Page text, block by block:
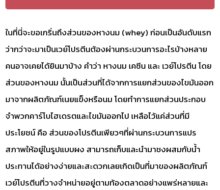
ในที่นี่จะขอเกริ่นถึงส่วนของหางนม (whey) ก่อนเป็นอันดับแรก
ว่ากว่าจะมาเป็นเวย์โปรตีนต้องผ่านกระบวนการอะไรบ้างหลาย
คนอาจเคยได้ยินมาบ้าง คำว่า หางนม เคซีน และ เวย์โปรตีน โดย
ส่วนของหางนม นั้นเป็นส่วนที่ได้จากการแยกส่วนของไขมันออก
มาจากผลิตภัณฑ์เนยแข็งหรือนม โดยทำการแยกส่วนประกอบ
จำพวกคาร์โบไฮเดรตและไขมันออกไป เหลือไว้แค่ส่วนที่มี
ประโยชน์ คือ ส่วนของโปรตีนเพียวๆที่ผ่านกระบวนการแปร
สภาพให้อยู่ในรูปแบบผง สามารถเก็บและนำมาชงผสมกับน้ำ
ประทานได้อย่างง่ายและสะดวกเลยเกิดเป็นที่มาของผลิตภัณฑ์
เวย์โปรตีนที่วางจำหน่ายอยู่ตามท้องตลาดอย่างแพร่หลายและ